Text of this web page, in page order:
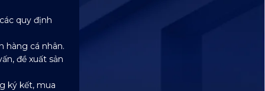
quy định
hàng cá nhân.
đề xuất sản
ký kết, mua